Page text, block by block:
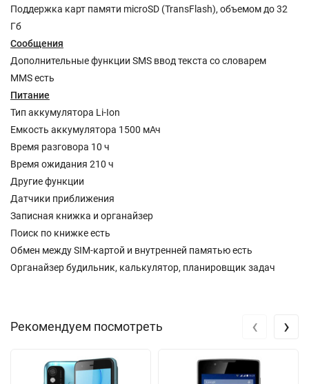
Поддержка карт памяти microSD (TransFlash), объемом до 32
Гб
Сообщения
Дополнительные функции SMS ввод текста со словарем
MMS есть
Питание
Тип аккумулятора Li-Ion
Емкость аккумулятора 1500 мАч
Время разговора 10 ч
Время ожидания 210 ч
Другие функции
Датчики приближения
Записная книжка и органайзер
Поиск по книжке есть
Обмен между SIM-картой и внутренней памятью есть
Органайзер будильник, калькулятор, планировщик задач
Рекомендуем посмотреть ‹ ›